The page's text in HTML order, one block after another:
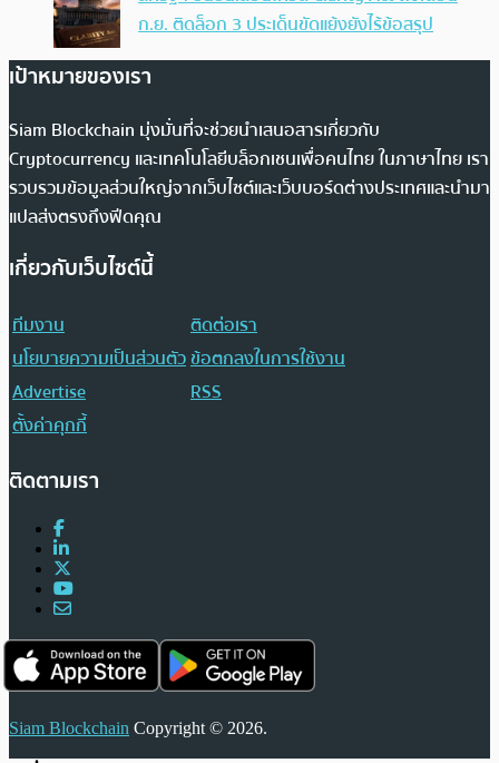
ก.ย. ติดล็อก 3 ประเด็นขัดแย้งยังไร้ข้อสรุป
เป้าหมายของเรา
Siam Blockchain มุ่งมั่นที่จะช่วยนำเสนอสารเกี่ยวกับ
Cryptocurrency และเทคโนโลยีบล็อกเชนเพื่อคนไทย ในภาษาไทย เรา
รวบรวมข้อมูลส่วนใหญ่จากเว็บไซต์และเว็บบอร์ดต่างประเทศและนำมา
แปลส่งตรงถึงฟีดคุณ
เกี่ยวกับเว็บไซต์นี้
ทีมงาน
ติดต่อเรา
นโยบายความเป็นส่วนตัวข้อตกลงในการใช้งาน
Advertise
RSS
ตั้งค่าคุกกี้
ติดตามเรา
Siam Blockchain Copyright © 2026.